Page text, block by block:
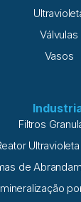
Válvulas
Vasos
Filtros
de